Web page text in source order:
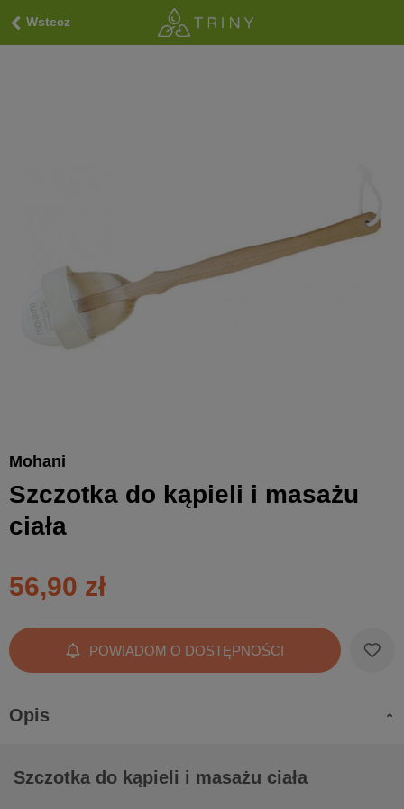
Wstecz
Mohani
Szczotka do kąpieli i masażu
ciała
56,90 zł
POWIADOM O DOSTĘPNOŚCI
Opis
Szczotka do kąpieli i masażu ciała